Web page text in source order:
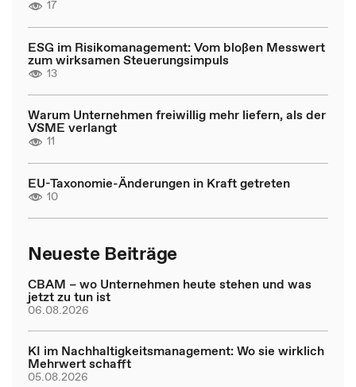
17
ESG im Risikomanagement: Vom bloßen Messwert
zum wirksamen Steuerungsimpuls
13
Warum Unternehmen freiwillig mehr liefern, als der
VSME verlangt
11
EU-Taxonomie-Änderungen in Kraft getreten
10
Neueste Beiträge
CBAM – wo Unternehmen heute stehen und was
jetzt zu tun ist
06.08.2026
KI im Nachhaltigkeitsmanagement: Wo sie wirklich
Mehrwert schafft
05.08.2026